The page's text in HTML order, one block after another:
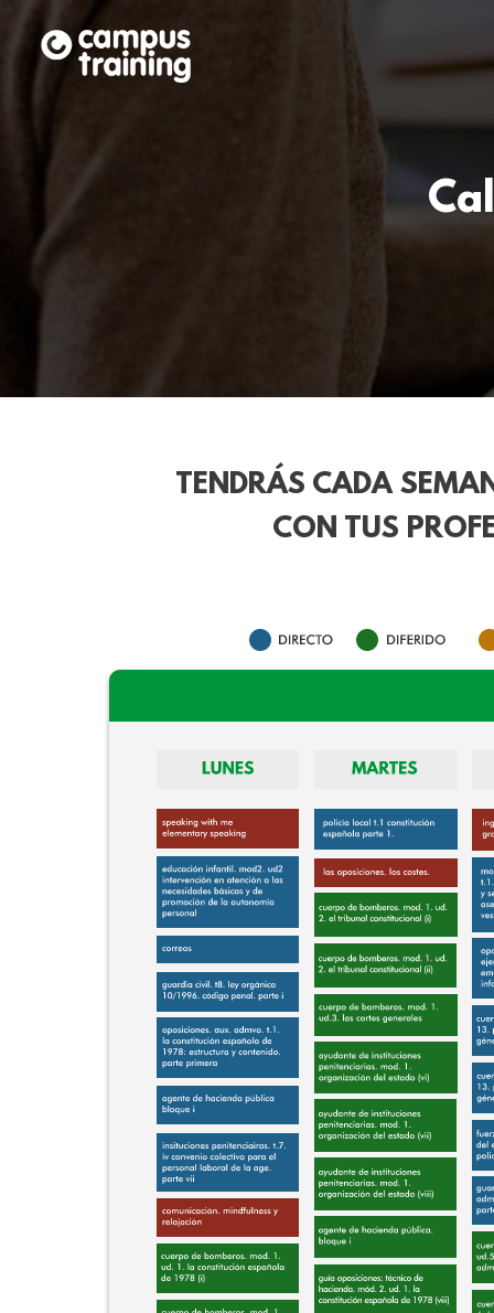
TENDRÁS CADA
CON TUS